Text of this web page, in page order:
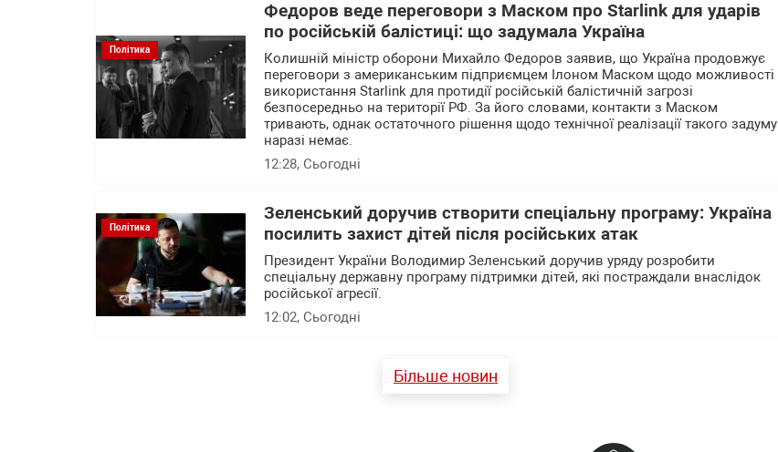
Політика
Федоров веде переговори з Маском про Starlink для ударів
по російській балістиці: що задумала Україна
Колишній міністр оборони Михайло Федоров заявив, що Україна продовжує
переговори з американським підприємцем Ілоном Маском щодо можливості
використання Starlink для протидії російській балістичній загрозі
безпосередньо на території РФ. За його словами, контакти з Маском
тривають, однак остаточного рішення щодо технічної реалізації такого задуму
наразі немає.
12:28, Сьогодні
Політика
Зеленський доручив створити спеціальну програму: Україна
посилить захист дітей після російських атак
Президент України Володимир Зеленський доручив уряду розробити
спеціальну державну програму підтримки дітей, які постраждали внаслідок
російської агресії.
12:02, Сьогодні
Більше новин